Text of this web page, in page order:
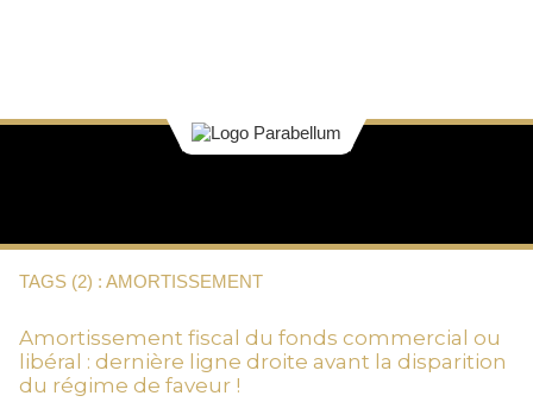
TAGS (2) : AMORTISSEMENT
Amortissement fiscal du fonds commercial ou
libéral : dernière ligne droite avant la disparition
du régime de faveur !